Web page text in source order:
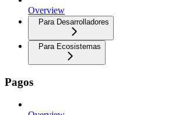
Overview
Para Desarrolladores
Para Ecosistemas
Pagos